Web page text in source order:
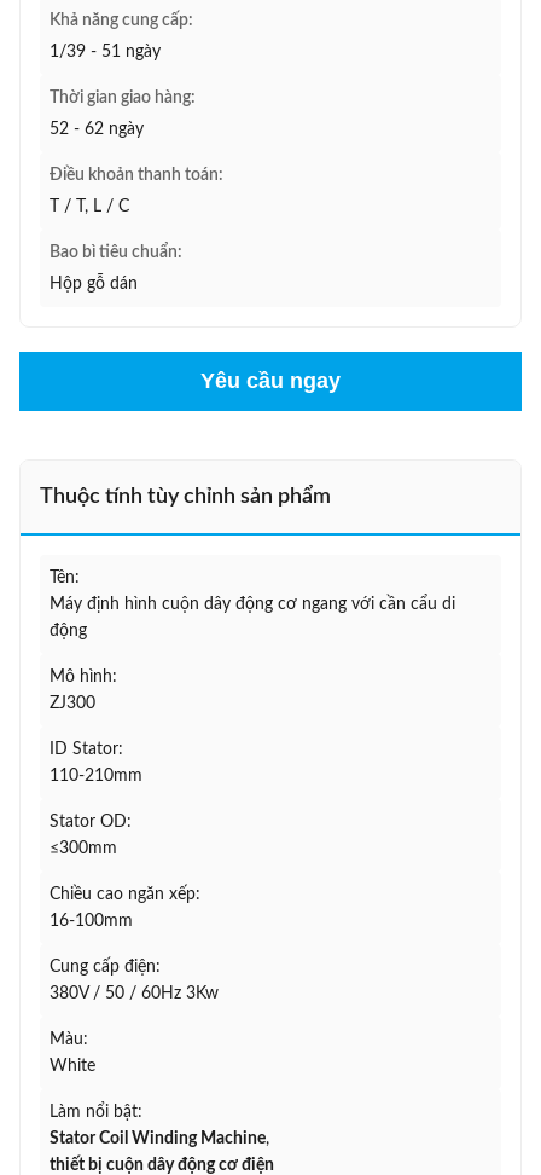
Khả năng cung cấp:
1/39 - 51 ngày
Thời gian giao hàng:
52 - 62 ngày
Điều khoản thanh toán:
T / T, L / C
Bao bì tiêu chuẩn:
Hộp gỗ dán
Yêu cầu ngay
Thuộc tính tùy chỉnh sản phẩm
Tên:
Máy định hình cuộn dây động cơ ngang với cần cẩu di
động
Mô hình:
ZJ300
ID Stator:
110-210mm
Stator OD:
≤300mm
Chiều cao ngăn xếp:
16-100mm
Cung cấp điện:
380V / 50 / 60Hz 3Kw
Màu:
White
Làm nổi bật:
Stator Coil Winding Machine,
thiết bị cuộn dây động cơ điện